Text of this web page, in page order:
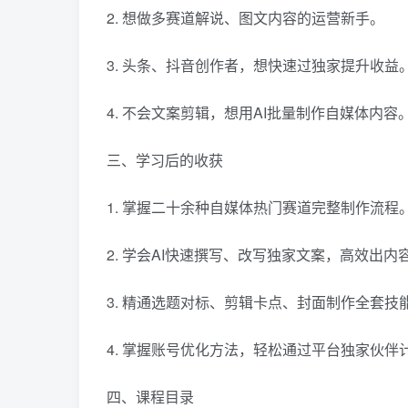
2. 想做多赛道解说、图文内容的运营新手。
3. 头条、抖音创作者，想快速过独家提升收益。
4. 不会文案剪辑，想用AI批量制作自媒体内容。
三、学习后的收获
1. 掌握二十余种自媒体热门赛道完整制作流程。
2. 学会AI快速撰写、改写独家文案，高效出内容
3. 精通选题对标、剪辑卡点、封面制作全套技
4. 掌握账号优化方法，轻松通过平台独家伙伴
四、课程目录